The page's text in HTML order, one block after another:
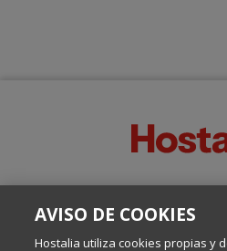
Escrito por el equipo de
AVISO DE COOKIES
Hostalia utiliza cookies propias y